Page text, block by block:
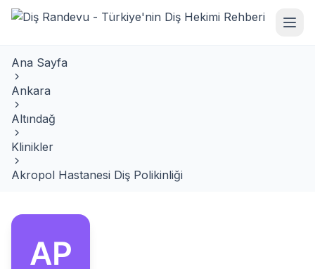
Ana Sayfa
Ankara
Altındağ
Klinikler
Akropol Hastanesi Diş Polikinliği